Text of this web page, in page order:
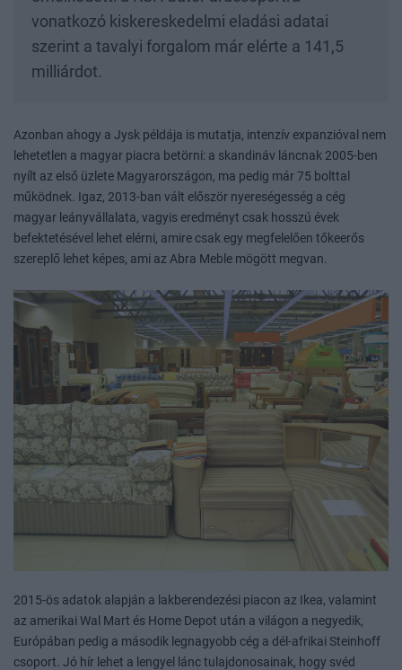
vonatkozó kiskereskedelmi eladási adatai
szerint a tavalyi forgalom már elérte a 141,5
milliárdot.
Azonban ahogy a Jysk példája is mutatja, intenzív expanzióval nem
lehetetlen a magyar piacra betörni: a skandináv láncnak 2005-ben
nyílt az első üzlete Magyarországon, ma pedig már 75 bolttal
működnek. Igaz, 2013-ban vált először nyereségesség a cég
magyar leányvállalata, vagyis eredményt csak hosszú évek
befektetésével lehet elérni, amire csak egy megfelelően tőkeerős
szereplő lehet képes, ami az Abra Meble mögött megvan.
2015-ös adatok alapján a lakberendezési piacon az Ikea, valamint
az amerikai Wal Mart és Home Depot után a világon a negyedik,
Európában pedig a második legnagyobb cég a dél-afrikai Steinhoff
csoport. Jó hír lehet a lengyel lánc tulajdonosainak, hogy svéd